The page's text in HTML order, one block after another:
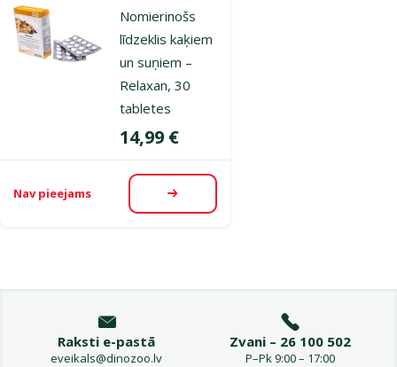
Nomierinošs
līdzeklis kaķiem
un suņiem –
Relaxan, 30
tabletes
Cena
14,99 €
Nav pieejams Apskatīt
Raksti e-pastā
eveikals@dinozoo.lv
Zvani – 26 100 502
P–Pk 9:00 – 17:00